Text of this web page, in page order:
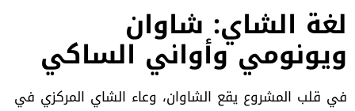
لغة الشاي: شاوان
ويونومي وأواني الساكي
في قلب المشروع يقع الشاوان، وعاء الشاي المركزي في